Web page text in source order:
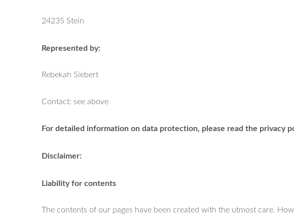
24235 Stein
Represented by:
Rebekah Siebert
Contact: see above
For detailed information on data protection, please read the privacy
Disclaimer:
Liability for contents
The contents of our pages have been created with the utmost care.